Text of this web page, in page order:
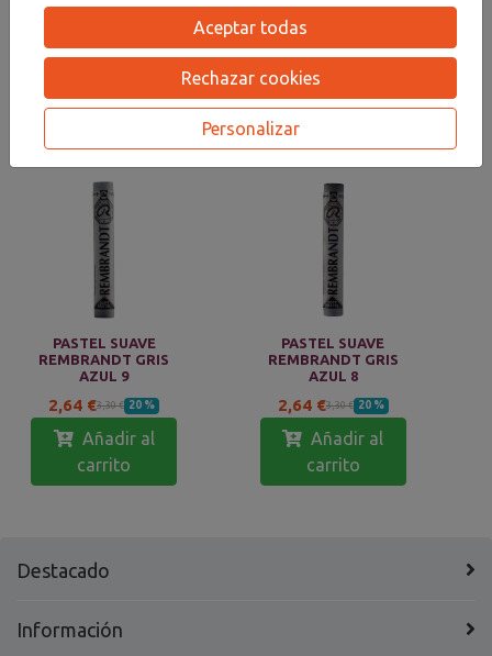
¡Este producto no tiene descripción!
PRODUCTOS RELACIONADOS
PASTEL SUAVE
REMBRANDT GRIS
AZUL 9
2,64 €3,30 € 20 %
Añadir al
carrito
PASTEL SUAVE
REMBRANDT GRIS
AZUL 8
2,64 €3,30 € 20 %
Añadir al
carrito
Destacado
Información
Aceptar todas
Rechazar cookies
Personalizar